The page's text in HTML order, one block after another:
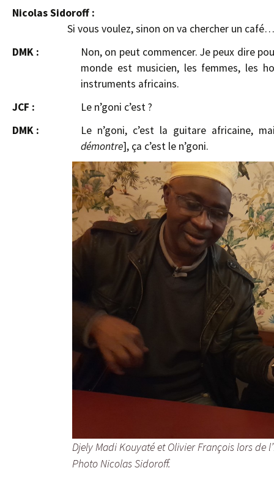
Nicolas Sidoroff :
Si vous voulez, sinon on va chercher un café…
DMK :
Non, on peut commencer. Je peux dire
monde est musicien, les femmes, les
instruments africains.
JCF :
Le n’goni c’est ?
DMK :
Le n’goni, c’est la guitare africaine,
démontre], ça c’est le n’goni.
Djely Madi Kouyaté et Olivier François lors de
Photo Nicolas Sidoroff.